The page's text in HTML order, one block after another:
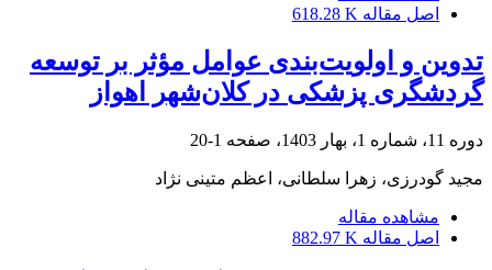
اصل مقاله 618.28 K
تدوین و اولویت‌بندی عوامل مؤثر بر توسعه
گردشگری پزشکی در کلان‌شهر اهواز
دوره 11، شماره 1، بهار 1403، صفحه 1-20
مجید گودرزی، زهرا سلطانی، اعظم متینی نژاد
مشاهده مقاله
اصل مقاله 882.97 K